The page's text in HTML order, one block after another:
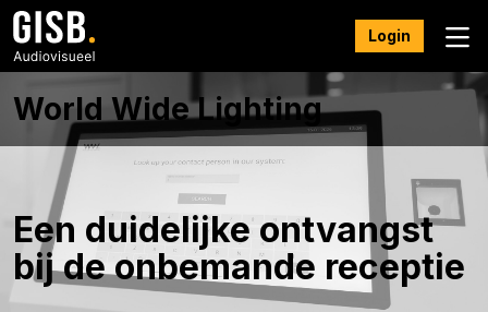
Login
World Wide Lighting
Een duidelijke ontvangst
bij de onbemande receptie